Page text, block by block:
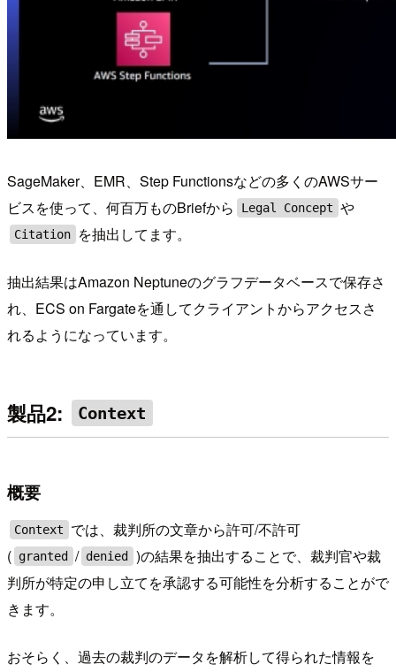
SageMaker、EMR、Step Functionsなどの多くのAWSサー
ビスを使って、何百万ものBriefから
Legal Concept や
Citation を抽出してます。
抽出結果はAmazon Neptuneのグラフデータベースで保存さ
れ、ECS on Fargateを通してクライアントからアクセスさ
れるようになっています。
製品2: Context
概要
Context
では、裁判所の文章から許可/不許可
( granted / denied
)の結果を抽出することで、裁判官や裁
判所が特定の申し立てを承認する可能性を分析することがで
きます。
おそらく、過去の裁判のデータを解析して得られた情報を